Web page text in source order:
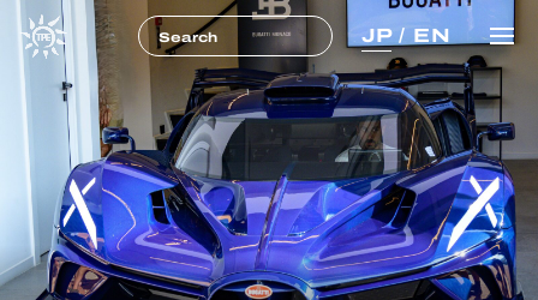
JP/EN